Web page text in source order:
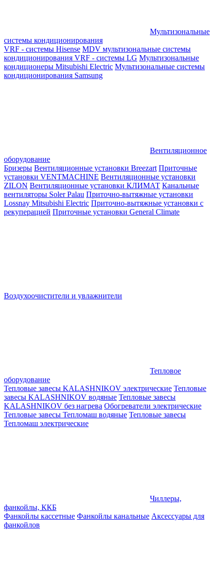
Мультизональные
системы кондиционирования
VRF - системы Hisense MDV мультизональные системы
кондиционирования VRF - системы LG Мультизональные
кондиционеры Mitsubishi Electric Мультизональные системы
кондиционирования Samsung
Вентиляционное
оборудование
Бризеры Вентиляционные установки Breezart Приточные
установки VENTMACHINE Вентиляционные установки
ZILON Вентиляционные установки КЛИМАТ Канальные
вентиляторы Soler Palau Приточно-вытяжные установки
Lossnay Mitsubishi Electric Приточно-вытяжные установки с
рекуперацией Приточные установки General Climate
Воздухоочистители и увлажнители
Тепловое
оборудование
Тепловые завесы KALASHNIKOV электрические Тепловые
завесы KALASHNIKOV водяные Тепловые завесы
KALASHNIKOV без нагрева Обогреватели электрические
Тепловые завесы Тепломаш водяные Тепловые завесы
Тепломаш электрические
Чиллеры,
фанкойлы, ККБ
Фанкойлы кассетные Фанкойлы канальные Аксессуары для
фанкойлов